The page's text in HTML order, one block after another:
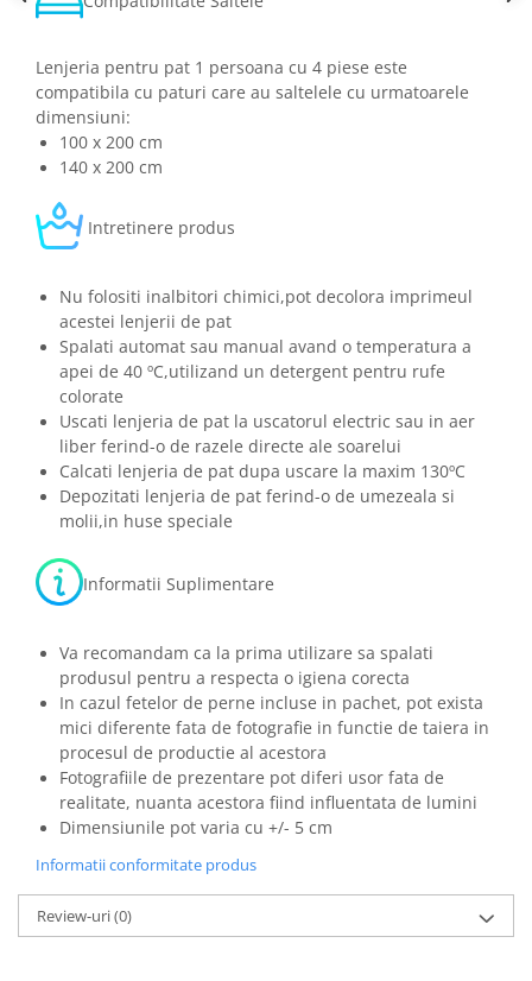
Lenjeria pentru pat 1 persoana cu 4 piese este
compatibila cu paturi care au saltelele cu urmatoarele
dimensiuni:
100 x 200 cm
140 x 200 cm
Intretinere produs
Nu folositi inalbitori chimici,pot decolora imprimeul
acestei lenjerii de pat
Spalati automat sau manual avand o temperatura a
apei de 40 ºC,utilizand un detergent pentru rufe
colorate
Uscati lenjeria de pat la uscatorul electric sau in aer
liber ferind-o de razele directe ale soarelui
Calcati lenjeria de pat dupa uscare la maxim 130ºC
Depozitati lenjeria de pat ferind-o de umezeala si
molii,in huse speciale
Informatii Suplimentare
Va recomandam ca la prima utilizare sa spalati
produsul pentru a respecta o igiena corecta
In cazul fetelor de perne incluse in pachet, pot exista
mici diferente fata de fotografie in functie de taiera in
procesul de productie al acestora
Fotografiile de prezentare pot diferi usor fata de
realitate, nuanta acestora fiind influentata de lumini
Dimensiunile pot varia cu +/- 5 cm
Informatii conformitate produs
Review-uri(0)